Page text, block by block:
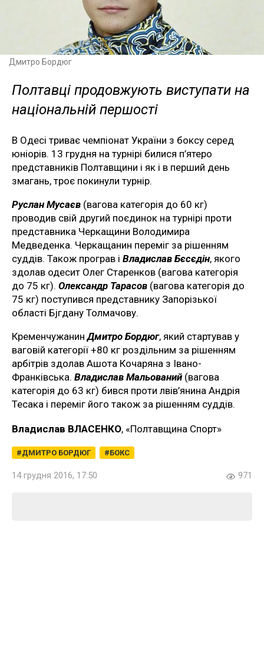
Дмитро Бордюг
Полтавці продовжують виступати на
національній першості
В Одесі триває чемпіонат України з боксу серед
юніорів. 13 грудня на турнірі билися п’ятеро
представників Полтавщини і як і в перший день
змагань, троє покинули турнір.
Руслан Мусаєв (вагова категорія до 60 кг)
проводив свій другий поєдинок на турнірі проти
представника Черкащини Володимира
Медведенка. Черкащанин переміг за рішенням
суддів. Також програв і Владислав Бєсєдін, якого
здолав одесит Олег Старенков (вагова категорія
до 75 кг). Олександр Тарасов (вагова категорія до
75 кг) поступився представнику Запорізької
області Бjгдану Толмачову.
Кременчужанин Дмитро Бордюг, який стартував у
ваговій категорії +80 кг роздільним за рішенням
арбітрів здолав Ашота Кочаряна з Івано-
Франківська. Владислав Мальований (вагова
категорія до 63 кг) бився проти лвів’янина Андрія
Тесака і переміг його також за рішенням суддів.
Владислав ВЛАСЕНКО, «Полтавщина Спорт»
ДМИТРО БОРДЮГ БОКС
14 грудня 2016, 17:50 971